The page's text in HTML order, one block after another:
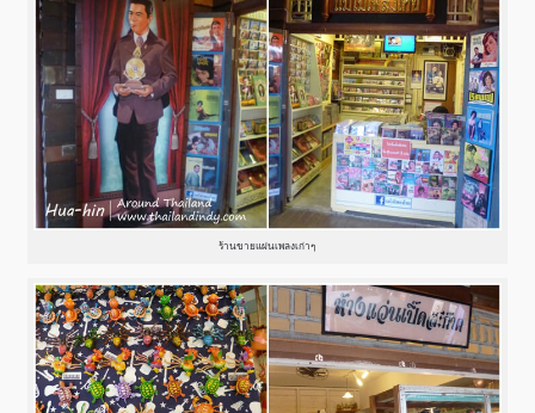
ร้านขายแผ่นเพลงเก่าๆ